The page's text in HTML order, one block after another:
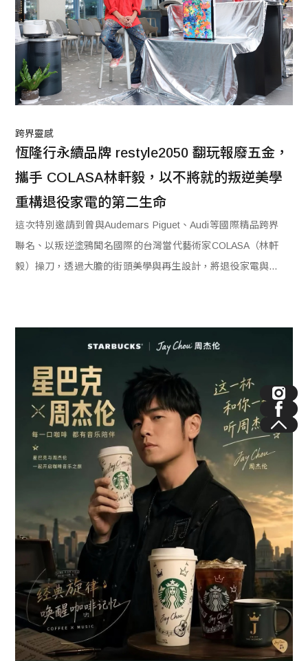
跨界靈感
恆隆行永續品牌 restyle2050 翻玩報廢五金，
攜手 COLASA林軒毅，以不將就的叛逆美學
重構退役家電的第二生命
這次特別邀請到曾與Audemars Piguet、Audi等國際精品跨界
聯名、以叛逆塗鴉聞名國際的台灣當代藝術家COLASA（林軒
毅）操刀，透過大膽的街頭美學與再生設計，將退役家電與報